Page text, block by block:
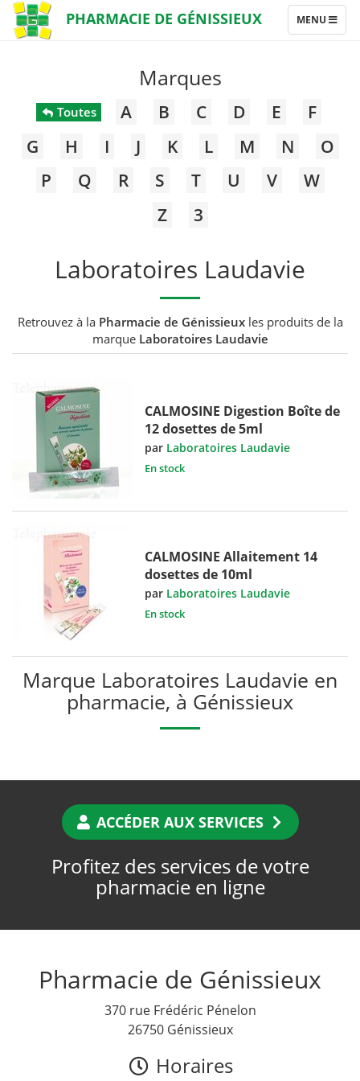
PHARMACIE DE GÉNISSIEUX
TOGGLE
NAVIGATION
MENU
Marques
Toutes A B C D E
F
G
H I J K L M N
O
P
Q R S T U V
W
Z
3
Laboratoires Laudavie
Retrouvez à la Pharmacie de Génissieuxles produits de la
marque Laboratoires Laudavie
CALMOSINE Digestion Boîte de
12 dosettes de 5ml
par Laboratoires Laudavie
En stock
CALMOSINE Allaitement 14
dosettes de 10ml
par Laboratoires Laudavie
En stock
Marque Laboratoires Laudavie en
pharmacie, à Génissieux
ACCÉDER AUX SERVICES
Profitez des services de votre
pharmacie en ligne
Pharmacie de Génissieux
370 rue Frédéric Pénelon
26750 Génissieux
Horaires